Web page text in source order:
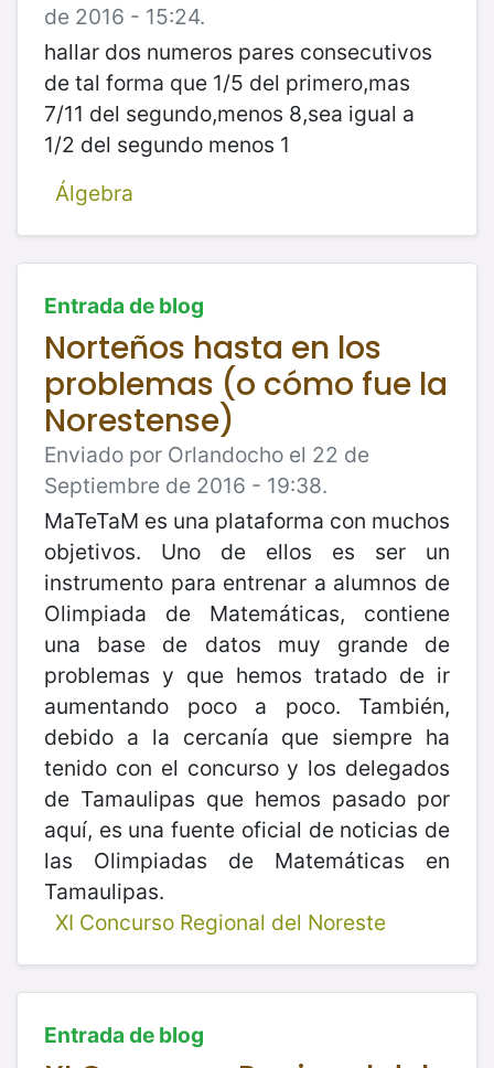
de 2016 - 15:24.
hallar dos numeros pares consecutivos
de tal forma que 1/5 del primero,mas
7/11 del segundo,menos 8,sea igual a
1/2 del segundo menos 1
Álgebra
Entrada de blog
Norteños hasta en los
problemas (o cómo fue la
Norestense)
Enviado por Orlandocho el 22 de
Septiembre de 2016 - 19:38.
MaTeTaM es una plataforma con muchos
objetivos. Uno de ellos es ser un
instrumento para entrenar a alumnos de
Olimpiada de Matemáticas, contiene
una base de datos muy grande de
problemas y que hemos tratado de ir
aumentando poco a poco. También,
debido a la cercanía que siempre ha
tenido con el concurso y los delegados
de Tamaulipas que hemos pasado por
aquí, es una fuente oficial de noticias de
las Olimpiadas de Matemáticas en
Tamaulipas.
XI Concurso Regional del Noreste
Entrada de blog